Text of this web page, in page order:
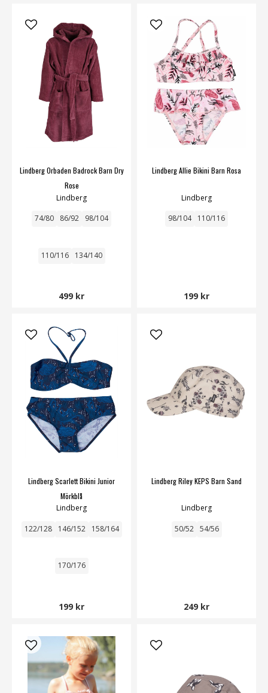
Lindberg Orbaden Badrock Barn Dry
Rose
Lindberg
74/80 86/92 98/104
110/116 134/140
499 kr
Lindberg Allie Bikini Barn Rosa
Lindberg
98/104 110/116
199 kr
Lindberg Scarlett Bikini Junior
Mörkblå
Lindberg
122/128 146/152 158/164
170/176
199 kr
Lindberg Riley KEPS Barn Sand
Lindberg
50/52 54/56
249 kr